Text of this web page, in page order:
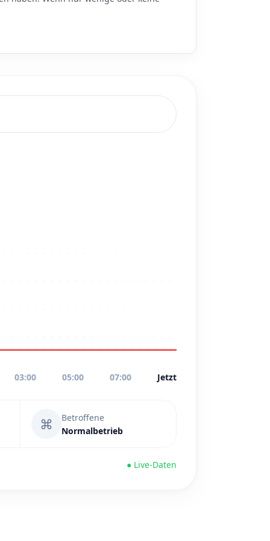
03:00 05:00 07:00 Jetzt
⌘
Betroffene
Normalbetrieb
● Live-Daten